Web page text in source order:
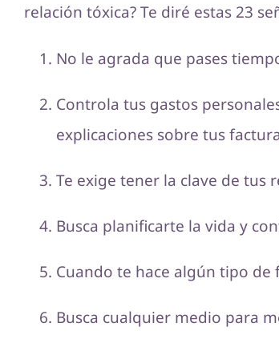
relación tóxica? Te diré estas 23
No le agrada que pases
Controla tus gastos
explicaciones sobre tus
Te exige tener la clave de tus
Busca planificarte la vida y
Cuando te hace algún tipo
Busca cualquier medio para